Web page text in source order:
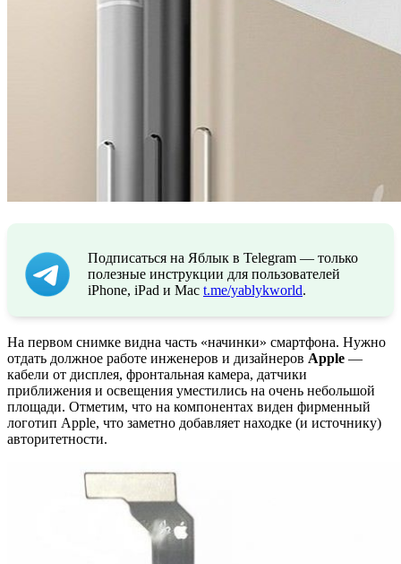
Подписаться на Яблык в Telegram — только
полезные инструкции для пользователей
iPhone, iPad и Mac t.me/yablykworld.
На первом снимке видна часть «начинки» смартфона. Нужно
отдать должное работе инженеров и дизайнеров Apple —
кабели от дисплея, фронтальная камера, датчики
приближения и освещения уместились на очень небольшой
площади. Отметим, что на компонентах виден фирменный
логотип Apple, что заметно добавляет находке (и источнику)
авторитетности.